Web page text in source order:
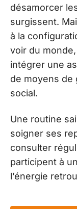
désamorcer
surgissent.
à la
voir du
intégrer une
de moyens de
social.
Une routine
soigner ses
consulter
participent à
l’énergie